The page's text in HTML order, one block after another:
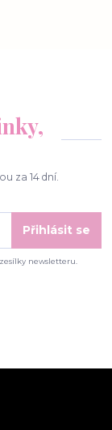
za 14 dní.
Přihlásit se
newsletteru.